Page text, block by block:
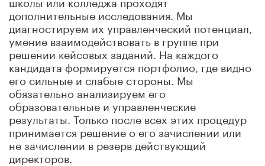
дополнительные исследования. Мы
диагностируем их управленческий потенциал,
умение взаимодействовать в группе при
решении кейсовых заданий. На каждого
кандидата формируется портфолио, где видно
его сильные и слабые стороны. Мы
обязательно анализируем его
образовательные и управленческие
результаты. Только после всех этих процедур
принимается решение о его зачислении или
не зачислении в резерв действующий
директоров.